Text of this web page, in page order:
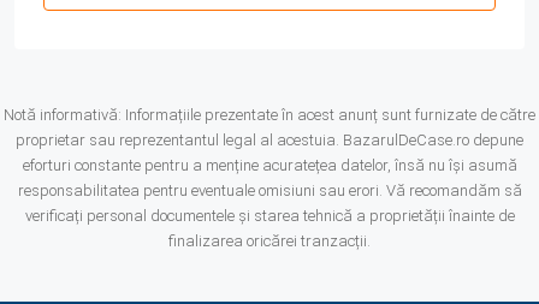
Notă informativă: Informațiile prezentate în acest anunț sunt furnizate de către
proprietar sau reprezentantul legal al acestuia. BazarulDeCase.ro depune
eforturi constante pentru a menține acuratețea datelor, însă nu își asumă
responsabilitatea pentru eventuale omisiuni sau erori. Vă recomandăm să
verificați personal documentele și starea tehnică a proprietății înainte de
finalizarea oricărei tranzacții.